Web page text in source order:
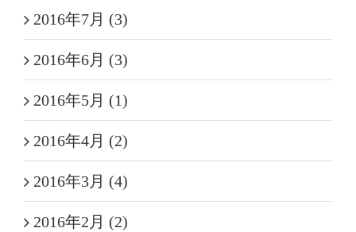
2016年7月 (3)
2016年6月 (3)
2016年5月 (1)
2016年4月 (2)
2016年3月 (4)
2016年2月 (2)